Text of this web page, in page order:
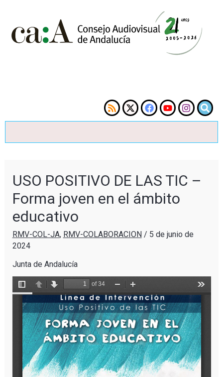
USO POSITIVO DE LAS TIC –
Forma joven en el ámbito
educativo
RMV-COL-JA, RMV-COLABORACION/ 5 de junio de
2024
Junta de Andalucía